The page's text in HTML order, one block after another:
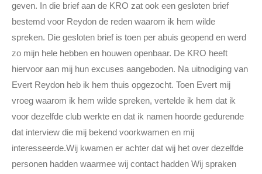
geven. In die brief aan de KRO zat ook een gesloten brief
bestemd voor Reydon de reden waarom ik hem wilde
spreken. Die gesloten brief is toen per abuis geopend en werd
zo mijn hele hebben en houwen openbaar. De KRO heeft
hiervoor aan mij hun excuses aangeboden. Na uitnodiging van
Evert Reydon heb ik hem thuis opgezocht. Toen Evert mij
vroeg waarom ik hem wilde spreken, vertelde ik hem dat ik
voor dezelfde club werkte en dat ik namen hoorde gedurende
dat interview die mij bekend voorkwamen en mij
interesseerde.Wij kwamen er achter dat wij het over dezelfde
personen hadden waarmee wij contact hadden Wij spraken